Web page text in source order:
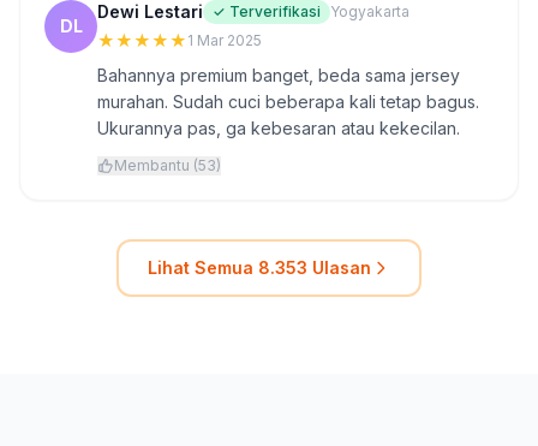
DL
Dewi Lestari ✓ Terverifikasi Yogyakarta
★★★★★ 1 Mar 2025
Bahannya premium banget, beda sama jersey
murahan. Sudah cuci beberapa kali tetap bagus.
Ukurannya pas, ga kebesaran atau kekecilan.
Membantu (53)
Lihat Semua 8.353 Ulasan